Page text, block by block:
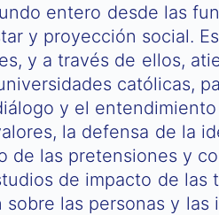
entero desde las
y proyección social.
y a través de ellos,
católicas,
y el
la defensa de la
de las pretensiones y
de impacto de las
las personas y las